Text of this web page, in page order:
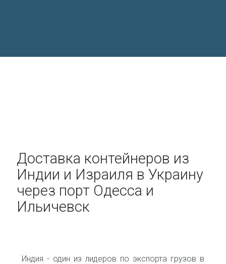
Доставка контейнеров из
Индии и Израиля в Украину
через порт Одесса и
Ильичевск
Индия - один из лидеров по экспорта грузов в